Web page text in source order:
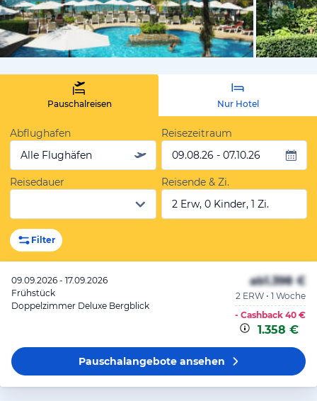
von
Pauschalreisen Nur Hotel
Abflughafen
Alle Flughäfen
Reisezeitraum
09.08.26 - 07.10.26
Reisedauer
Reisende & Zi.
2 Erw, 0 Kinder, 1 Zi.
Filter
09.09.2026 - 17.09.2026
Frühstück
Doppelzimmer Deluxe Bergblick
ab1.398 €
2 ERW • 1 Woche
- Cashback 40 €
1.358 €
Pauschalangeboteansehen